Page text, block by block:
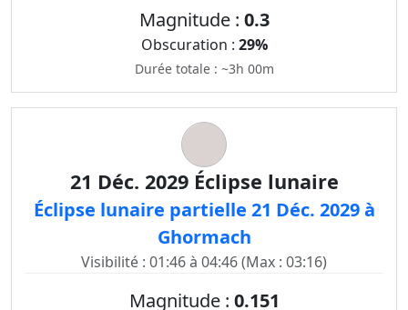
Magnitude : 0.3
Obscuration : 29%
Durée totale : ~3h 00m
21 Déc. 2029 Éclipse lunaire
Éclipse lunaire partielle 21 Déc. 2029 à
Ghormach
Visibilité : 01:46 à 04:46 (Max : 03:16)
Magnitude : 0.151